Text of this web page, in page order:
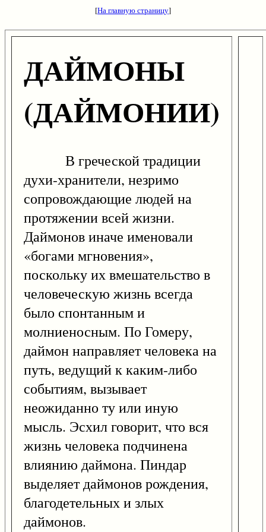
[На главную страницу]
ДАЙМОНЫ
(ДАЙМОНИИ)
В греческой традиции
духи-хранители, незримо
сопровождающие людей на
протяжении всей жизни.
Даймонов иначе именовали
«богами мгновения»,
поскольку их вмешательство в
человеческую жизнь всегда
было спонтанным и
молниеносным. По Гомеру,
даймон направляет человека на
путь, ведущий к каким-либо
событиям, вызывает
неожиданно ту или иную
мысль. Эсхил говорит, что вся
жизнь человека подчинена
влиянию даймона. Пиндар
выделяет даймонов рождения,
благодетельных и злых
даймонов.